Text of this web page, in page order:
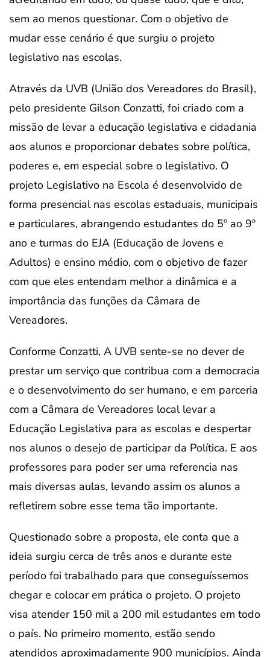
sem ao menos questionar. Com o objetivo de
mudar esse cenário é que surgiu o projeto
legislativo nas escolas.
Através da UVB (União dos Vereadores do Brasil),
pelo presidente Gilson Conzatti, foi criado com a
missão de levar a educação legislativa e cidadania
aos alunos e proporcionar debates sobre política,
poderes e, em especial sobre o legislativo. O
projeto Legislativo na Escola é desenvolvido de
forma presencial nas escolas estaduais, municipais
e particulares, abrangendo estudantes do 5º ao 9º
ano e turmas do EJA (Educação de Jovens e
Adultos) e ensino médio, com o objetivo de fazer
com que eles entendam melhor a dinâmica e a
importância das funções da Câmara de
Vereadores.
Conforme Conzatti, A UVB sente-se no dever de
prestar um serviço que contribua com a democracia
e o desenvolvimento do ser humano, e em parceria
com a Câmara de Vereadores local levar a
Educação Legislativa para as escolas e despertar
nos alunos o desejo de participar da Política. E aos
professores para poder ser uma referencia nas
mais diversas aulas, levando assim os alunos a
refletirem sobre esse tema tão importante.
Questionado sobre a proposta, ele conta que a
ideia surgiu cerca de três anos e durante este
período foi trabalhado para que conseguíssemos
chegar e colocar em prática o projeto. O projeto
visa atender 150 mil a 200 mil estudantes em todo
o país. No primeiro momento, estão sendo
atendidos aproximadamente 900 municípios. Ainda